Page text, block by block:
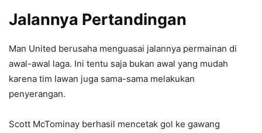
Jalannya Pertandingan
Man United berusaha menguasai jalannya permainan di
awal-awal laga. Ini tentu saja bukan awal yang mudah
karena tim lawan juga sama-sama melakukan
penyerangan.
Scott McTominay berhasil mencetak gol ke gawang